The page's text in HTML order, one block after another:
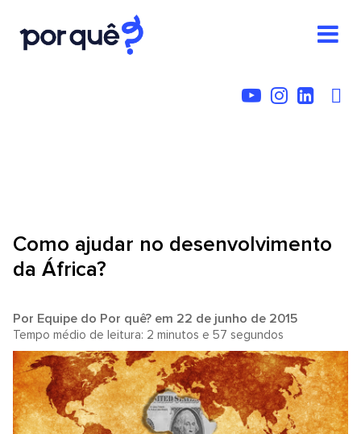
Como ajudar no desenvolvimento
da África?
Por Equipe do Por quê? em 22 de junho de 2015
Tempo médio de leitura: 2 minutos e 57 segundos